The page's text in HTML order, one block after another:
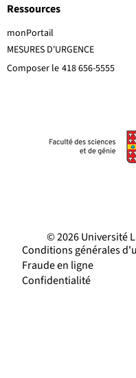
MESURES D'URGENCE
Composer le 418 656-5555
Ressources
monPortail
© 2026 Université
Conditions générales
Fraude en ligne
Confidentialité